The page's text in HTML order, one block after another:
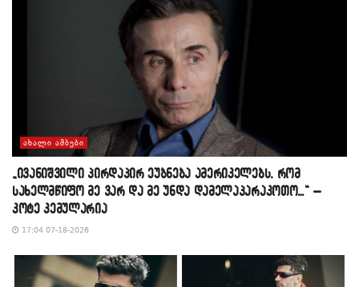
ᲐᲮᲐᲚᲘ ᲐᲛᲑᲔᲑᲘ
„ივანიშვილი პირდაპირ ეუბნება ამერიკელებს, რომ
სახელმწიფო მე ვარ და მე უნდა დამელაპარაკოთო…“ –
კოტე კემულარია
17:04 07-18-2026